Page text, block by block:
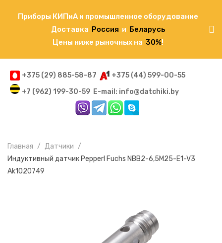
Приборы КИПиА и промышленное оборудование
Доставка Россия и Беларусь
Цены ниже рыночных на 30%!
+375 (29) 885-58-87
+375 (44) 599-00-55
+7 (962) 199-30-59 E-mail: info@datchiki.by
Главная
Датчики
Индуктивный датчик Pepperl Fuchs NBB2-6,5M25-E1-V3
Ak1020749